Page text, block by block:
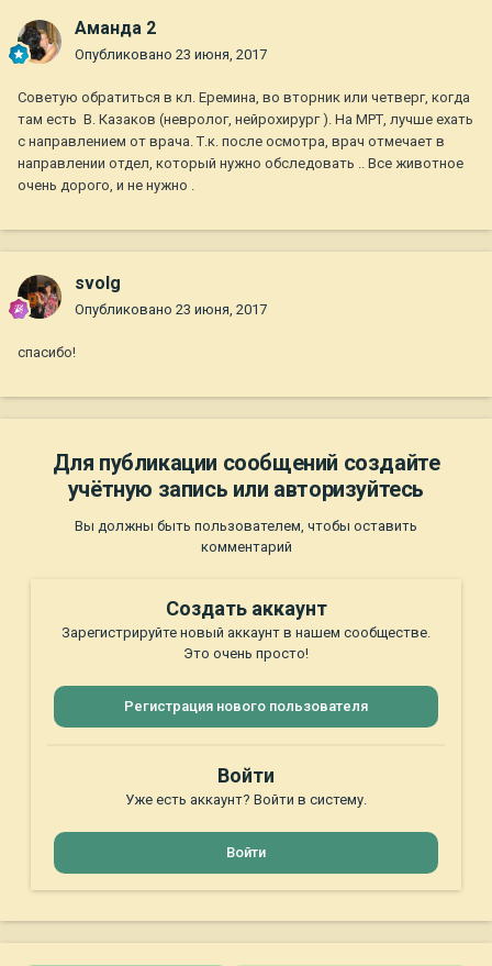
Аманда 2
Опубликовано 23 июня, 2017
Советую обратиться в кл. Еремина, во вторник или четверг, когда
там есть В. Казаков (невролог, нейрохирург ). На МРТ, лучше ехать
с направлением от врача. Т.к. после осмотра, врач отмечает в
направлении отдел, который нужно обследовать .. Все животное
очень дорого, и не нужно .
svolg
Опубликовано 23 июня, 2017
спасибо!
Для публикации сообщений создайте
учётную запись или авторизуйтесь
Вы должны быть пользователем, чтобы оставить
комментарий
Создать аккаунт
Зарегистрируйте новый аккаунт в нашем сообществе.
Это очень просто!
Регистрация нового пользователя
Войти
Уже есть аккаунт? Войти в систему.
Войти